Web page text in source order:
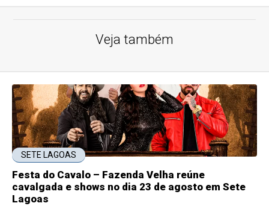
Veja também
SETE LAGOAS
Festa do Cavalo – Fazenda Velha reúne
cavalgada e shows no dia 23 de agosto em Sete
Lagoas